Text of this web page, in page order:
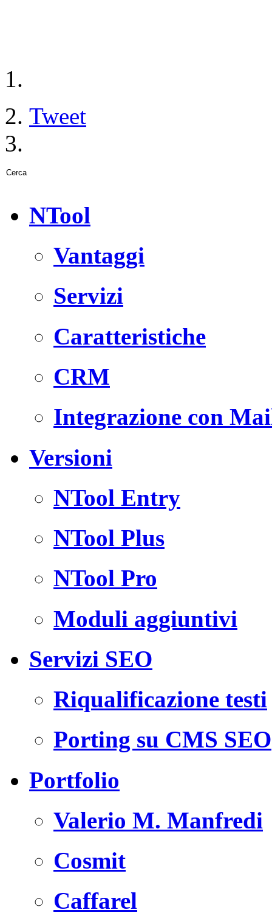
Tweet
NTool
Vantaggi
Servizi
Caratteristiche
CRM
Integrazione con
Versioni
NTool Entry
NTool Plus
NTool Pro
Moduli aggiuntivi
Servizi SEO
Riqualificazione testi
Porting su CMS SEO
Portfolio
Valerio M. Manfredi
Cosmit
Caffarel